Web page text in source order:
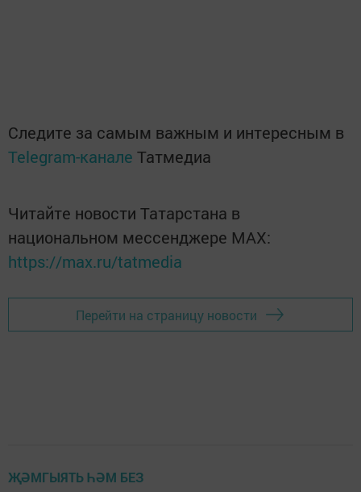
Следите за самым важным и интересным в
Telegram-канале Татмедиа
Читайте новости Татарстана в
национальном мессенджере MАХ:
https://max.ru/tatmedia
Перейти на страницу новости
ҖӘМГЫЯТЬ ҺӘМ БЕЗ